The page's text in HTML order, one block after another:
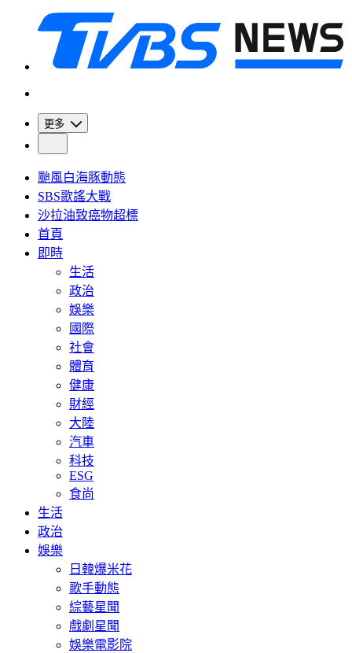
更多
颱風白海豚動態
SBS歌謠大戰
沙拉油致癌物超標
首頁
即時
生活
政治
娛樂
國際
社會
體育
健康
財經
大陸
汽車
科技
ESG
食尚
生活
政治
娛樂
日韓爆米花
歌手動態
綜藝星聞
戲劇星聞
娛樂電影院